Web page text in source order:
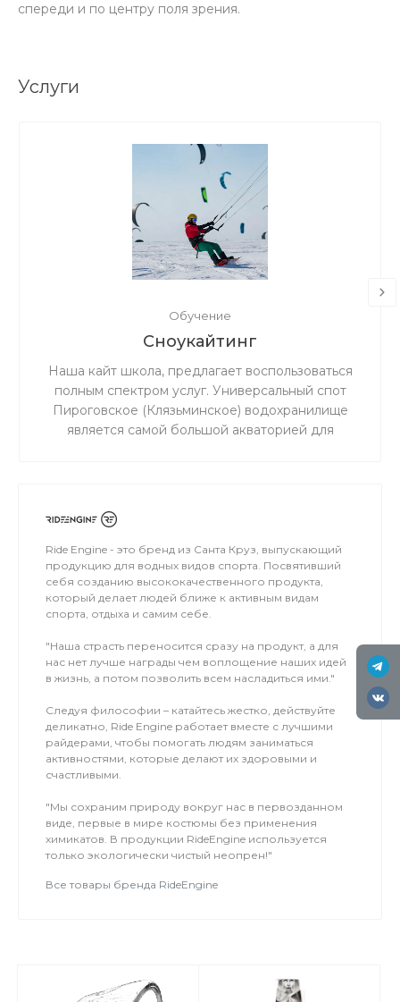
спереди и по центру поля зрения.
Услуги
Обучение
Сноукайтинг
Наша кайт школа, предлагает воспользоваться
полным спектром услуг. Универсальный спот
Пироговское (Клязьминское) водохранилище
является самой большой акваторией для
льду мокро или нет снега, мы занимаемся на
Ride Engine - это бренд из Санта Круз, выпускающий
продукцию для водных видов спорта. Посвятивший
себя созданию высококачественного продукта,
который делает людей ближе к активным видам
спорта, отдыха и самим себе.
"Наша страсть переносится сразу на продукт, а для
нас нет лучше награды чем воплощение наших идей
в жизнь, а потом позволить всем насладиться ими."
Следуя философии – катайтесь жестко, действуйте
деликатно, Ride Engine работает вместе с лучшими
райдерами, чтобы помогать людям заниматься
активностями, которые делают их здоровыми и
счастливыми.
"Мы сохраним природу вокруг нас в первозданном
виде, первые в мире костюмы без применения
химикатов. В продукции RideEngine используется
только экологически чистый неопрен!"
Все товары бренда RideEngine